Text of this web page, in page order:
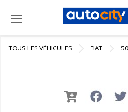
TOUS LES VÉHICULES FIAT